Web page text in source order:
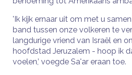
'Ik kijk ernaar uit om met u
band tussen onze volkeren te
langdurige vriend van Israël en
hoofdstad Jeruzalem - hoop ik
voelen,’ voegde Sa'ar eraan toe.